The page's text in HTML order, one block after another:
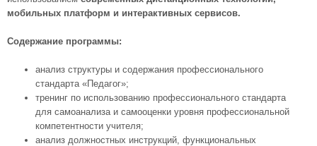
мобильных платформ и интерактивных сервисов.
Содержание программы:
анализ структуры и содержания профессионального
стандарта «Педагог»;
тренинг по использованию профессионального стандарта
для самоанализа и самооценки уровня профессиональной
компетентности учителя;
анализ должностных инструкций, функциональных